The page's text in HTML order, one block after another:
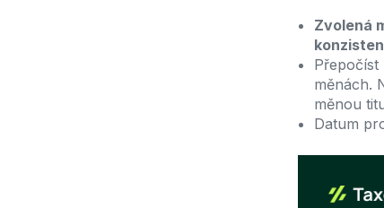
Zvolená
Přepočíst
měnách.
měnou
Datum